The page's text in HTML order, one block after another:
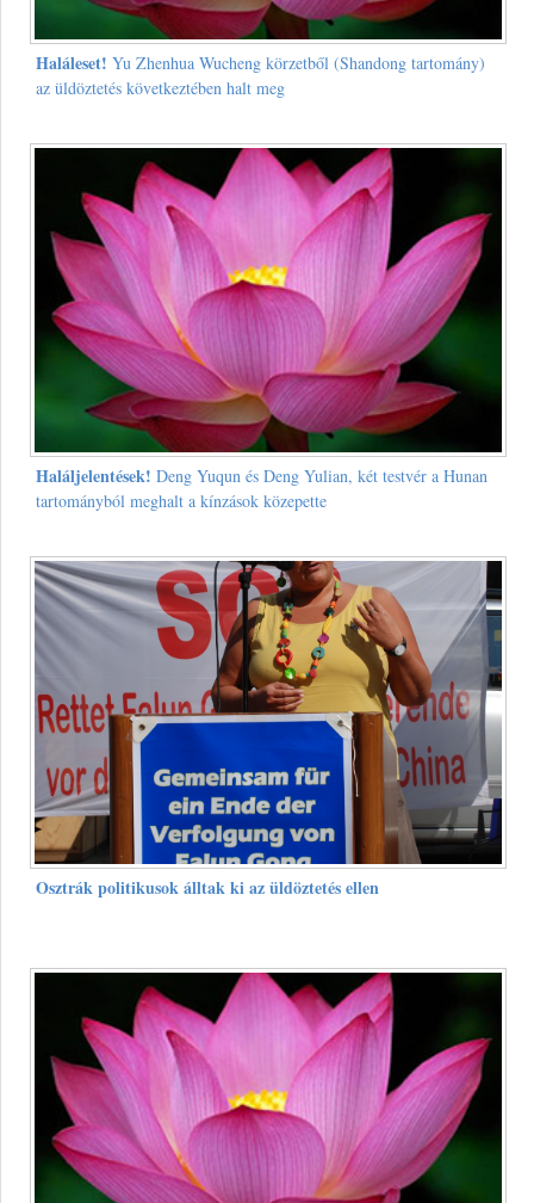
Haláleset! Yu Zhenhua Wucheng körzetből (Shandong tartomány)
az üldöztetés következtében halt meg
Haláljelentések! Deng Yuqun és Deng Yulian, két testvér a Hunan
tartományból meghalt a kínzások közepette
Osztrák politikusok álltak ki az üldöztetés ellen